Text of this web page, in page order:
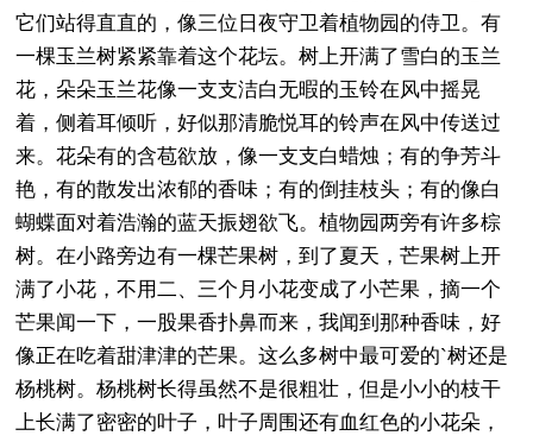
它们站得直直的，像三位日夜守卫着植物园的侍卫。有
一棵玉兰树紧紧靠着这个花坛。树上开满了雪白的玉兰
花，朵朵玉兰花像一支支洁白无暇的玉铃在风中摇晃
着，侧着耳倾听，好似那清脆悦耳的铃声在风中传送过
来。花朵有的含苞欲放，像一支支白蜡烛；有的争芳斗
艳，有的散发出浓郁的香味；有的倒挂枝头；有的像白
蝴蝶面对着浩瀚的蓝天振翅欲飞。植物园两旁有许多棕
树。在小路旁边有一棵芒果树，到了夏天，芒果树上开
满了小花，不用二、三个月小花变成了小芒果，摘一个
芒果闻一下，一股果香扑鼻而来，我闻到那种香味，好
像正在吃着甜津津的芒果。这么多树中最可爱的`树还是
杨桃树。杨桃树长得虽然不是很粗壮，但是小小的枝干
上长满了密密的叶子，叶子周围还有血红色的小花朵，